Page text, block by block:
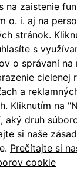
údajov
na zaistenie
o. i. aj na
stránok.
s
o správaní na
cielenej
a
Kliknutím na
aký druh
si naše
Prečítajte si
cookie